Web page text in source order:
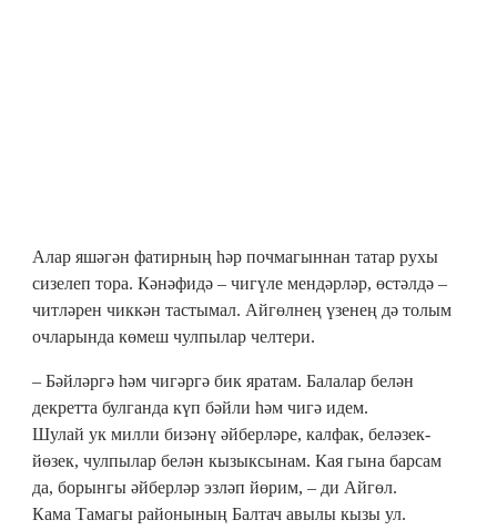
Алар яшәгән фатирның һәр почмагыннан татар рухы
сизелеп тора. Кәнәфидә – чигүле мендәрләр, өстәлдә –
читләрен чиккән тастымал. Айгөлнең үзенең дә толым
очларында көмеш чулпылар челтери.
– Бәйләргә һәм чигәргә бик яратам. Балалар белән
декретта булганда күп бәйли һәм чигә идем.
Шулай ук милли бизәнү әйберләре, калфак, беләзек-
йөзек, чулпылар белән кызыксынам. Кая гына барсам
да, борынгы әйберләр эзләп йөрим, – ди Айгөл.
Кама Тамагы районының Балтач авылы кызы ул.